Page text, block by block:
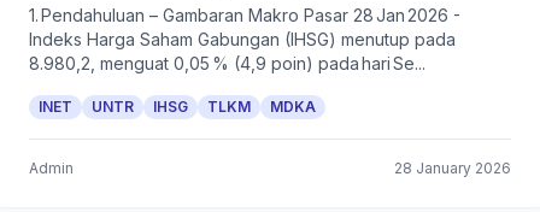
1. Pendahuluan – Gambaran Makro Pasar 28 Jan 2026 -
Indeks Harga Saham Gabungan (IHSG) menutup pada
8.980,2, menguat 0,05 % (4,9 poin) pada hari Se...
INET UNTR IHSG TLKM MDKA
Admin 28 January 2026